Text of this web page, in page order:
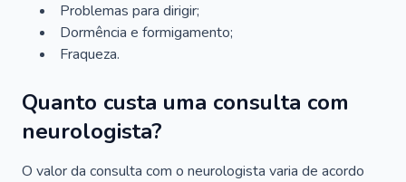
Problemas para dirigir;
Dormência e formigamento;
Fraqueza.
Quanto custa uma consulta com
neurologista?
O valor da consulta com o neurologista varia de acordo